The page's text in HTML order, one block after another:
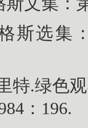
斯选集
特.绿色
：196.